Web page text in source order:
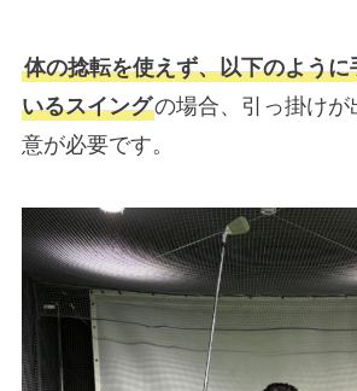
体の捻転を使えず、以下のよう
いるスイングの場合、引っ掛けが
意が必要です。